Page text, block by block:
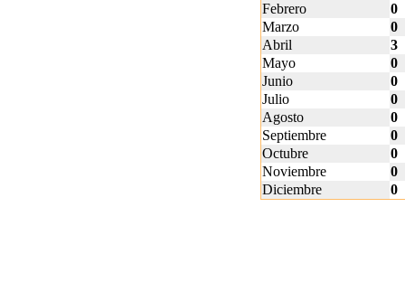
Febrero
0
Marzo
0
Abril
3
Mayo
0
Junio
0
Julio
0
Agosto
0
Septiembre
0
Octubre
0
Noviembre
0
Diciembre
0